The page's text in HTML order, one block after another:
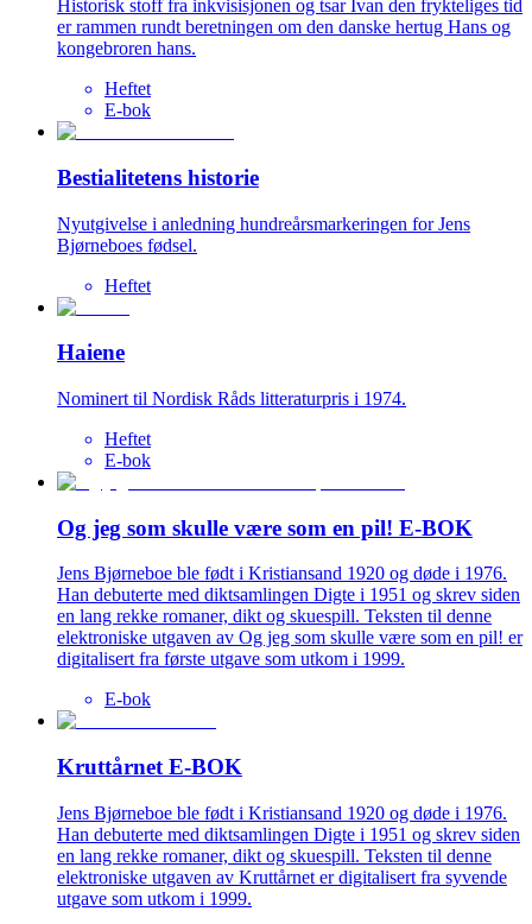
Historisk stoff fra inkvisisjonen og tsar Ivan den frykteliges tid
er rammen rundt beretningen om den danske hertug Hans og
kongebroren hans.
Heftet
E-bok
Bestialitetens historie
Nyutgivelse i anledning hundreårsmarkeringen for Jens
Bjørneboes fødsel.
Heftet
Haiene
Nominert til Nordisk Råds litteraturpris i 1974.
Heftet
E-bok
Og jeg som skulle være som en pil! E-BOK
Jens Bjørneboe ble født i Kristiansand 1920 og døde i 1976.
Han debuterte med diktsamlingen Digte i 1951 og skrev siden
en lang rekke romaner, dikt og skuespill. Teksten til denne
elektroniske utgaven av Og jeg som skulle være som en pil! er
digitalisert fra første utgave som utkom i 1999.
E-bok
Kruttårnet E-BOK
Jens Bjørneboe ble født i Kristiansand 1920 og døde i 1976.
Han debuterte med diktsamlingen Digte i 1951 og skrev siden
en lang rekke romaner, dikt og skuespill. Teksten til denne
elektroniske utgaven av Kruttårnet er digitalisert fra syvende
utgave som utkom i 1999.